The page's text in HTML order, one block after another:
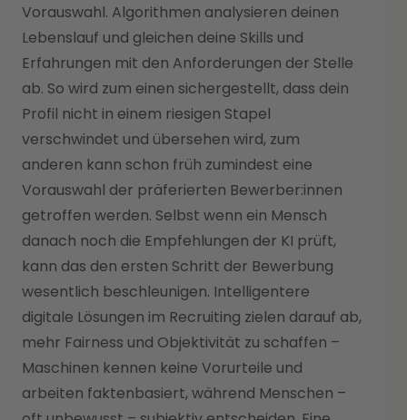
Vorauswahl. Algorithmen analysieren deinen
Lebenslauf und gleichen deine Skills und
Erfahrungen mit den Anforderungen der Stelle
ab. So wird zum einen sichergestellt, dass dein
Profil nicht in einem riesigen Stapel
verschwindet und übersehen wird, zum
anderen kann schon früh zumindest eine
Vorauswahl der präferierten Bewerber:innen
getroffen werden. Selbst wenn ein Mensch
danach noch die Empfehlungen der KI prüft,
kann das den ersten Schritt der Bewerbung
wesentlich beschleunigen. Intelligentere
digitale Lösungen im Recruiting zielen darauf ab,
mehr Fairness und Objektivität zu schaffen –
Maschinen kennen keine Vorurteile und
arbeiten faktenbasiert, während Menschen –